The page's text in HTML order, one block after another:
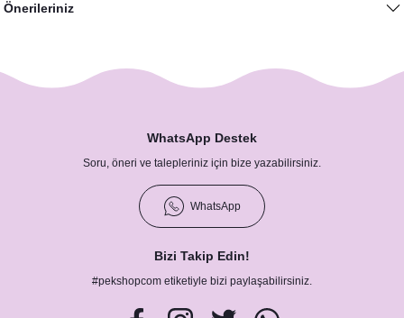
Önerileriniz
WhatsApp Destek
Soru, öneri ve talepleriniz için bize yazabilirsiniz.
WhatsApp
Bizi Takip Edin!
#pekshopcom etiketiyle bizi paylaşabilirsiniz.